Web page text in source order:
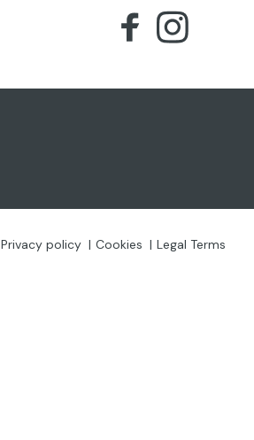
Privacy policy Cookies Legal Terms